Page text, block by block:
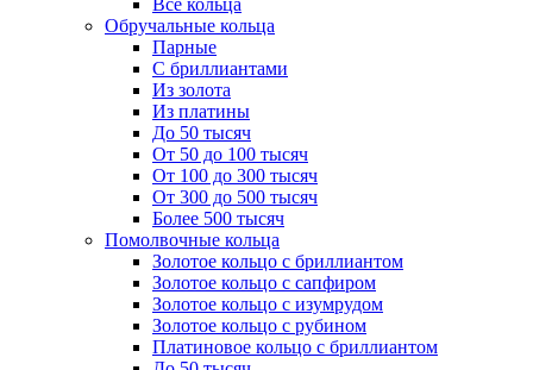
Все кольца
Обручальные кольца
Парные
С бриллиантами
Из золота
Из платины
До 50 тысяч
От 50 до 100 тысяч
От 100 до 300 тысяч
От 300 до 500 тысяч
Более 500 тысяч
Помолвочные кольца
Золотое кольцо с бриллиантом
Золотое кольцо с сапфиром
Золотое кольцо с изумрудом
Золотое кольцо с рубином
Платиновое кольцо с бриллиантом